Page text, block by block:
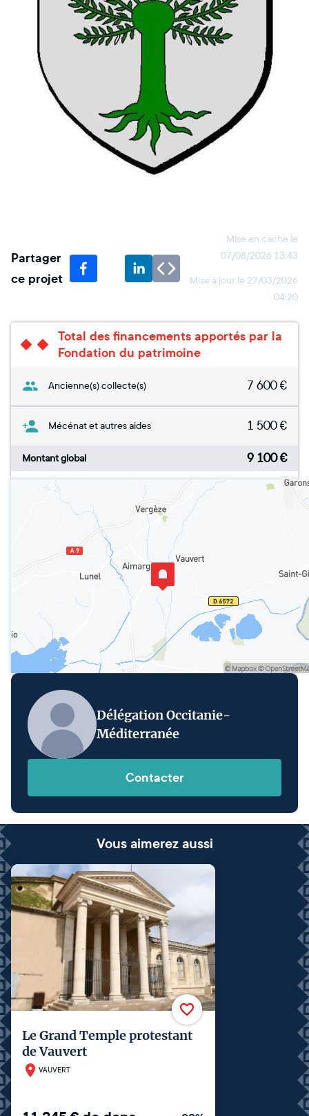
Partager
ce projet
Mise en cache le
07/08/2026 13:43
Mise à jour le 27/03/2026
04:20
Total des financements apportés par la
Fondation du patrimoine
Ancienne(s) collecte(s) 7 600€
Mécénat et autres aides 1 500€
Montant global 9 100€
Délégation Occitanie-
Méditerranée
Contacter
Vous aimerez aussi
Le Grand Temple protestant
de Vauvert
VAUVERT